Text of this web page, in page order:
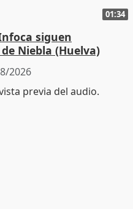
01:34
siguen
Niebla (Huelva)
2026